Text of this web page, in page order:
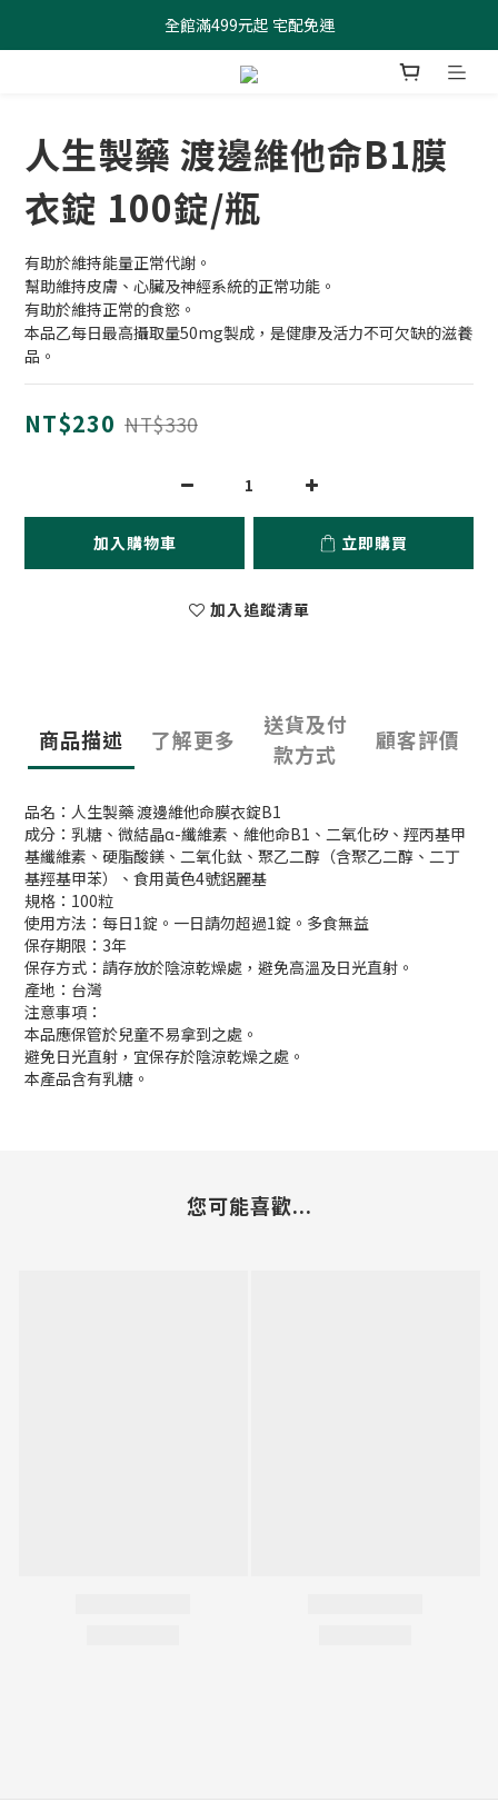
全館滿499元起 宅配免運
全館滿499元起 宅配免運
加入會員 $100元購物金現領現折
人生製藥 渡邊維他命B1膜
衣錠 100錠/瓶
有助於維持能量正常代謝。
幫助維持皮膚、心臟及神經系統的正常功能。
有助於維持正常的食慾。
本品乙每日最高攝取量50mg製成，是健康及活力不可欠缺的滋養
品。
NT$230 NT$330
加入購物車 立即購買
加入追蹤清單
商品描述 了解更多
送貨及付
款方式
顧客評價
品名：人生製藥 渡邊維他命膜衣錠B1
成分：乳糖、微結晶α-纖維素、維他命B1、二氧化矽、羥丙基甲
基纖維素、硬脂酸鎂、二氧化鈦、聚乙二醇（含聚乙二醇、二丁
基羥基甲苯）、食用黃色4號鋁麗基
規格：100粒
使用方法：每日1錠。一日請勿超過1錠。多食無益
保存期限：3年
保存方式：請存放於陰涼乾燥處，避免高溫及日光直射。
產地：台灣
注意事項：
本品應保管於兒童不易拿到之處。
避免日光直射，宜保存於陰涼乾燥之處。
本產品含有乳糖。
您可能喜歡...